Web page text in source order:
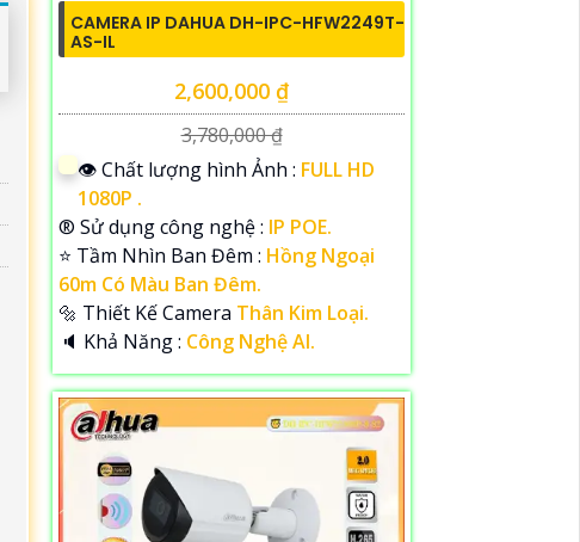
CAMERA IP DAHUA DH-IPC-HFW2249T-
AS-IL
2,600,000 ₫
3,780,000 ₫
👁 Chất lượng hình Ảnh : FULL HD
1080P .
®️ Sử dụng công nghệ : IP POE.
⭐ Tầm Nhìn Ban Đêm : Hồng Ngoại
60m Có Màu Ban Đêm.
🔩 Thiết Kế Camera Thân Kim Loại.
️🔈 Khả Năng : Công Nghệ AI.